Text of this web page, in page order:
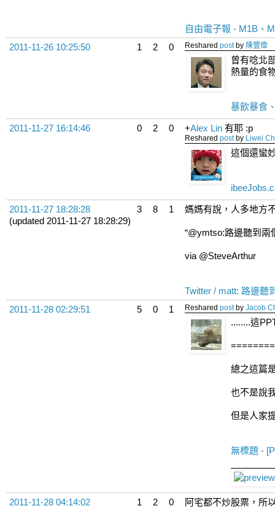
自由電子報 - M1B、
2011-11-26 10:25:50
1 2 0 Reshared postby 陳豐偉
曾有唸北
熱量的食
暴飲暴食
2011-11-27 16:14:46 0 2 0 +Alex Lin 有耶 :p
Reshared postby Liwei
這個還蠻
2011-11-27 18:28:28
(updated 2011-11-27 18:28:29)
3 8 1 媽媽有說，人多地方
“@ymtso:路邊聽到
via @SteveArthur
Twitter / matt: 路邊聽
2011-11-28 02:29:51
5 0 1 Reshared postby Jacob
........這
總之這篇
也不是說
但是人家
無標題 -
2011-11-28 04:14:02 1 2 0 阿宅都不炒股票，所